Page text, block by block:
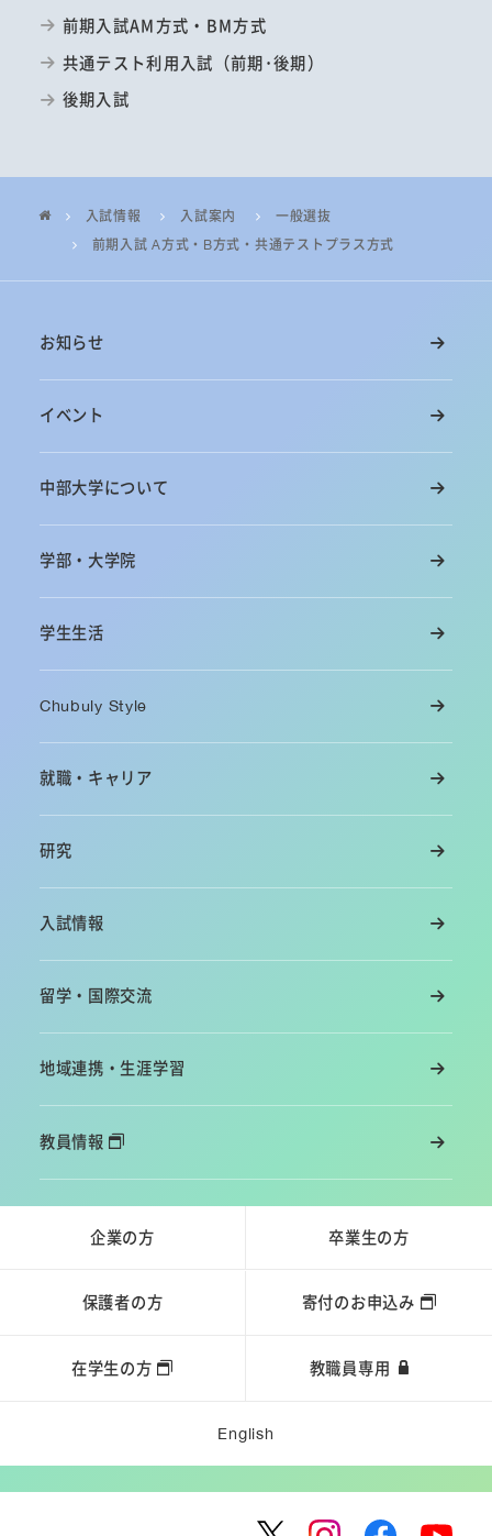
前期入試AM方式・BM方式
共通テスト利用入試（前期･後期）
後期入試
入試情報 入試案内
一般選抜
前期入試 A方式・B方式・共通テストプラス方式
お知らせ
イベント
中部大学について
学部・大学院
学生生活
Chubuly Style
就職・キャリア
研究
入試情報
留学・国際交流
地域連携・生涯学習
教員情報
企業の方 卒業生の方
保護者の方 寄付のお申込み
在学生の方 教職員専用
English